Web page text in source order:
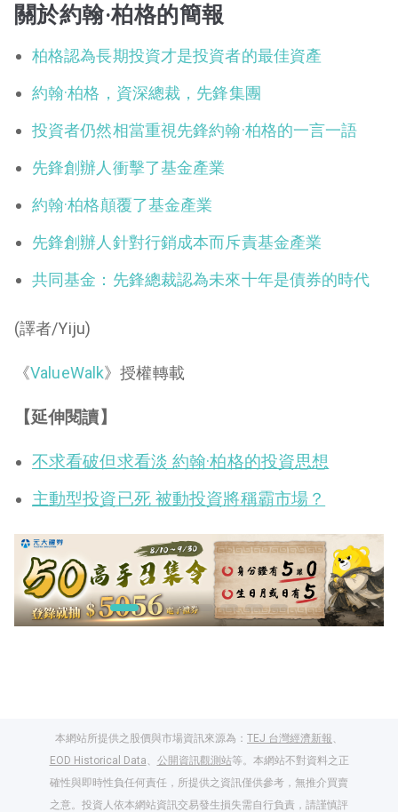
關於約翰·柏格的簡報
柏格認為長期投資才是投資者的最佳資產
約翰·柏格，資深總裁，先鋒集團
投資者仍然相當重視先鋒約翰·柏格的一言一語
先鋒創辦人衝擊了基金產業
約翰·柏格顛覆了基金產業
先鋒創辦人針對行銷成本而斥責基金產業
共同基金：先鋒總裁認為未來十年是債券的時代
(譯者/Yiju)
《ValueWalk》授權轉載
【延伸閱讀】
不求看破但求看淡 約翰·柏格的投資思想
主動型投資已死 被動投資將稱霸市場？
本網站所提供之股價與市場資訊來源為： TEJ 台灣經濟新報
EOD Historical Data
公開資訊觀測站等。本網站不對資料之正
確性與即時性負任何責任，所提供之資訊僅供參考，無推介買賣
之意。投資人依本網站資訊交易發生損失需自行負責，請謹慎評